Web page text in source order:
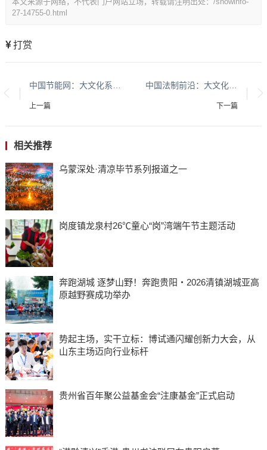
27-14755-0.html
打赏
上一篇
中国法制前沿：大文化系列报道：贵州酱香酒文化系列报道之二
下一篇
相关推荐
乌蒙深处·清凉毕节系列报道之一
岗度镇龙泉村26℃童心“岗”湾端午节主题活动
奔跑湖城 逐梦山野！奔跑贵阳・2026清镇湖城亚高
原越野赛成功举办
势起主场，实干立标：博试通闪耀创新力大会，从
山东主场迈向行业标杆
贵州省百年聚公益基金会“注康基金”正式启动